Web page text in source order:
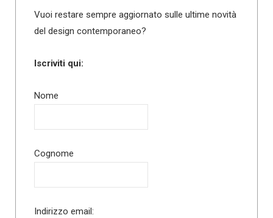
Vuoi restare sempre aggiornato sulle ultime novità
del design contemporaneo?
Iscriviti qui:
Nome
Cognome
Indirizzo email: